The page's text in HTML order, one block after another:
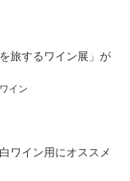
旅するワイン展」が
ワイン
ワイン用にオススメ